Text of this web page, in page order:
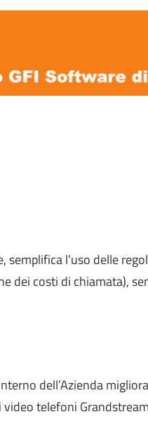
l’uso delle
dei costi di chiamata),
dell’Azienda
telefoni